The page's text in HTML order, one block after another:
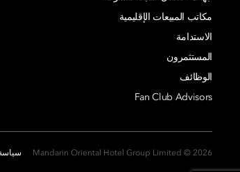
مكاتب المبيعات الإقليمية
الاستدامة
المستثمرون
الوظائف
Fan Club Advisors
2026 © Mandarin Oriental Hotel Group Limited